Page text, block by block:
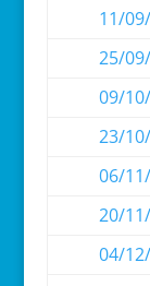
11/
25/
09/
23/
06/
20/
04/